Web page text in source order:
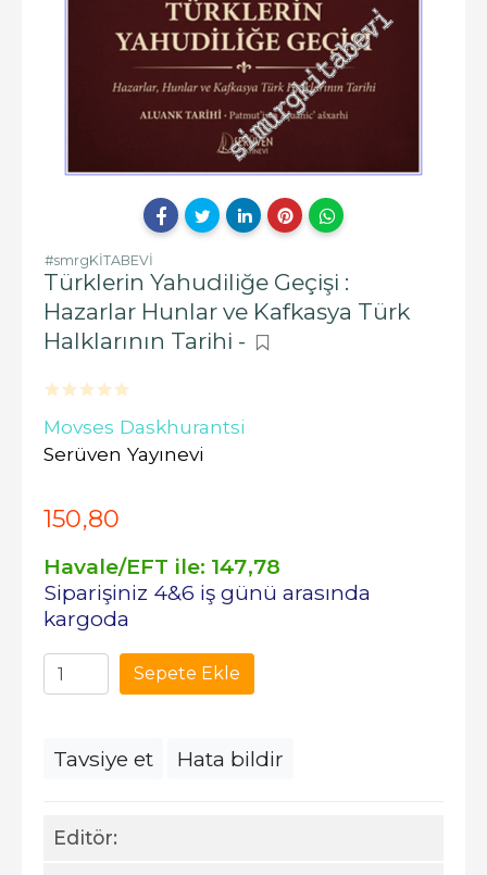
#smrgKİTABEVİ
Türklerin Yahudiliğe Geçişi :
Hazarlar Hunlar ve Kafkasya Türk
Halklarının Tarihi -
Movses Daskhurantsi
Serüven Yayınevi
Editör:
150,80
Havale/EFT ile: 147,78
Siparişiniz 4&6 iş günü arasında
kargoda
Sepete Ekle
Tavsiye et Hata bildir